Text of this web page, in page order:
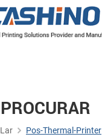
PROCURAR
Lar Pos-Thermal-Printer